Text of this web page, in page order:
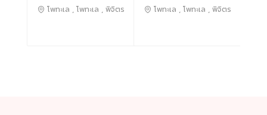
โพทะเล , โพทะเล , พิจิตร โพทะเล , โพทะเล , พิจิตร